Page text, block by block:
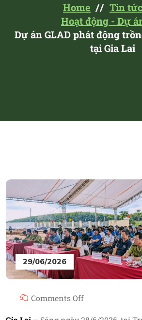
Home
Tin tức
Hoạt động - Dự
Dự án GLAD phát động
tại Gia Lai
29/06/2026
Comments Off